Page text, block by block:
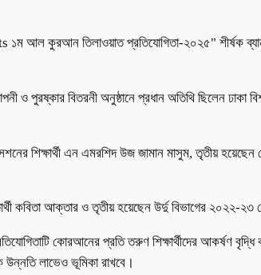
১ম আল কুরআন তিলাওয়াত প্রতিযোগিতা-২০২৫" শীর্ষক
ও পুরষ্কার বিতরনী অনুষ্ঠানে প্রধান অতিথি ছিলেন ঢাকা
শিক্ষার্থী এন এমরশিদ উজ জামান মাসুম, তৃতীয়
কবিতা আক্তার ও তৃতীয় হয়েছেন উর্দু বিভাগের ২০২২-২৩
কোরআনের প্রতি তরুণ শিক্ষার্থীদের আকর্ষণ
উন্নতি লাভেও ভূমিকা রাখবে।